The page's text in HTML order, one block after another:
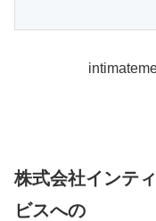
株式会社インテ
ビスへの